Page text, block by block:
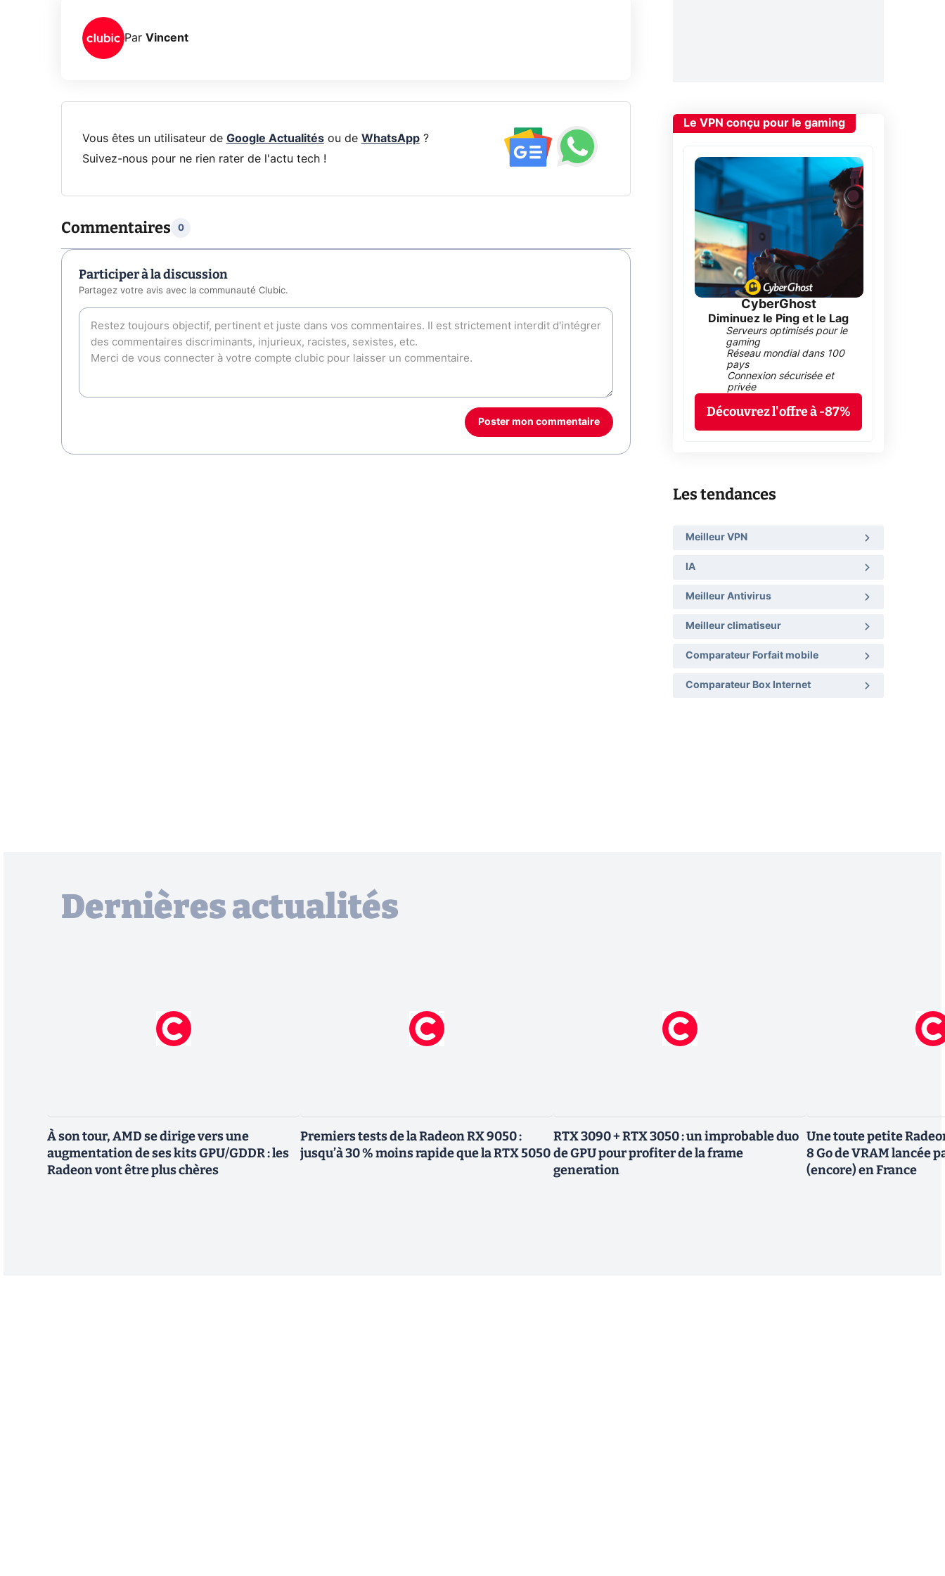
Par Vincent
Vous êtes un utilisateur de Google Actualitésou de WhatsApp?
Suivez-nous pour ne rien rater de l'actu tech !
Commentaires 0
Participer à la discussion
Partagez votre avis avec la communauté Clubic.
Poster mon commentaire
Le VPN conçu pour le gaming
CyberGhost
Diminuez le Ping et le Lag
Serveurs optimisés pour le
gaming
Réseau mondial dans 100
pays
Connexion sécurisée et
privée
Découvrez l'offre à -87%
Les tendances
Meilleur VPN
IA
Meilleur Antivirus
Meilleur climatiseur
Comparateur Forfait mobile
Comparateur Box Internet
Dernières actualités
À son tour, AMD se dirige vers une
augmentation de ses kits GPU/GDDR : les
Radeon vont être plus chères
Premiers tests de la Radeon RX 9050 :
jusqu’à 30 % moins rapide que la RTX 5050
RTX 3090 + RTX 3050 : un improbable duo
de GPU pour profiter de la frame
generation
Une toute petite
8 Go de VRAM lancée
(encore) en France